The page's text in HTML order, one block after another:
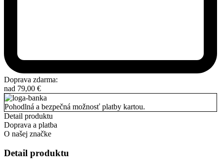
Doprava zdarma:
nad 79,00 €
Pohodlná a bezpečná možnosť platby kartou.
Detail produktu
Doprava a platba
O našej značke
Detail produktu